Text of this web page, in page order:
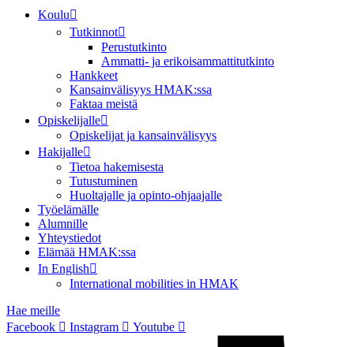
Koulu
Tutkinnot
Perustutkinto
Ammatti- ja erikoisammattitutkinto
Hankkeet
Kansainvälisyys HMAK:ssa
Faktaa meistä
Opiskelijalle
Opiskelijat ja kansainvälisyys
Hakijalle
Tietoa hakemisesta
Tutustuminen
Huoltajalle ja opinto-ohjaajalle
Työelämälle
Alumnille
Yhteystiedot
Elämää HMAK:ssa
In English
International mobilities in HMAK
Hae meille
Facebook
Instagram Youtube